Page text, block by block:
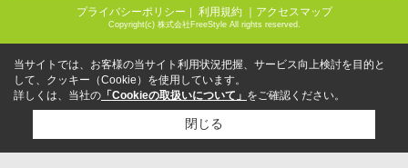
プライバシーポリシー 利用規約 ｜アクセスマップ
Copyright(c) 株式会社FreeStyle All rights reserved.
当サイトでは、お客様の当サイト利用状況把握、サービス向上検討を目的と
して、クッキー（Cookie）を使用しています。
詳しくは、当社の 「Cookieの取扱いについて」 をご確認ください。
閉じる